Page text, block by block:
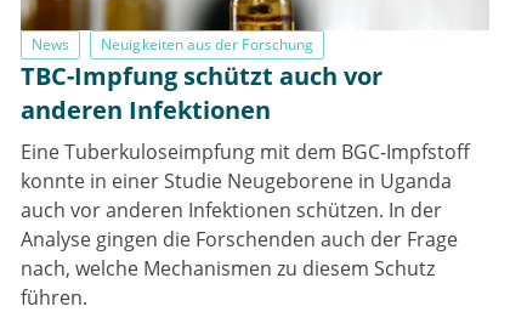
News Neuigkeiten aus der Forschung
TBC-Impfung schützt auch vor
anderen Infektionen
Eine Tuberkuloseimpfung mit dem BGC-Impfstoff
konnte in einer Studie Neugeborene in Uganda
auch vor anderen Infektionen schützen. In der
Analyse gingen die Forschenden auch der Frage
nach, welche Mechanismen zu diesem Schutz
führen.